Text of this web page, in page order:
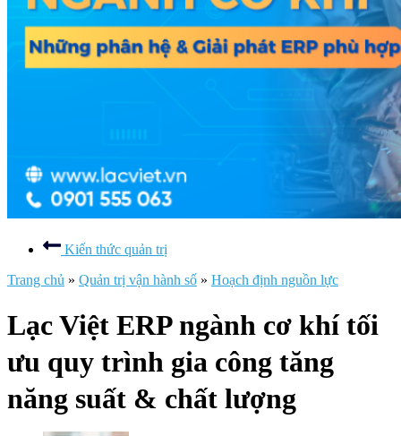
Kiến thức quản trị
Trang chủ » Quản trị vận hành số » Hoạch định nguồn lực
Lạc Việt ERP ngành cơ khí tối
ưu quy trình gia công tăng
năng suất & chất lượng